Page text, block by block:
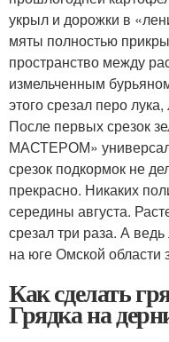
укрыл и дорожки в
мяты полностью
пространство между
измельченным
этого срезал перо
После первых срезок
МАСТЕРОМ»
срезок подкормок не
прекрасно. Никаких
середины августа.
срезал три раза. А
на юге Омской области
Как сделать
Грядка на